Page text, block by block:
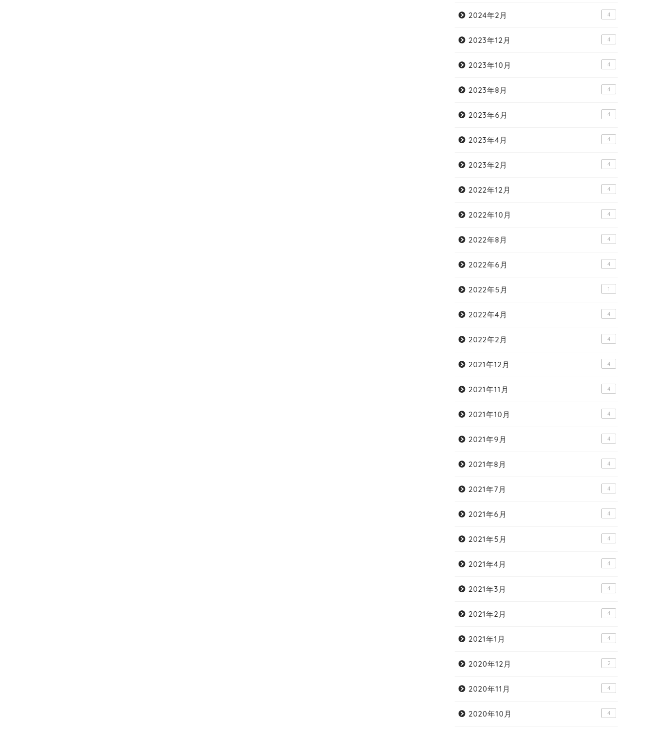
2024年2月 4
2023年12月 4
2023年10月 4
2023年8月 4
2023年6月 4
2023年4月 4
2023年2月 4
2022年12月 4
2022年10月 4
2022年8月 4
2022年6月 4
2022年5月 1
2022年4月 4
2022年2月 4
2021年12月 4
2021年11月 4
2021年10月 4
2021年9月 4
2021年8月 4
2021年7月 4
2021年6月 4
2021年5月 4
2021年4月 4
2021年3月 4
2021年2月 4
2021年1月 4
2020年12月 2
2020年11月 4
2020年10月 4